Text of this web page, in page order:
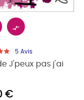

5 Avis
J'peux pas j'ai
€